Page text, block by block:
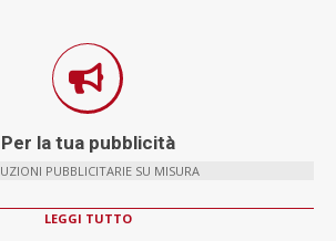
Per la tua pubblicità
PUBBLICITARIE SU MISURA
LEGGI TUTTO